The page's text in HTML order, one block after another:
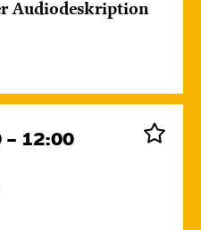
Audiodeskription
– 12:00